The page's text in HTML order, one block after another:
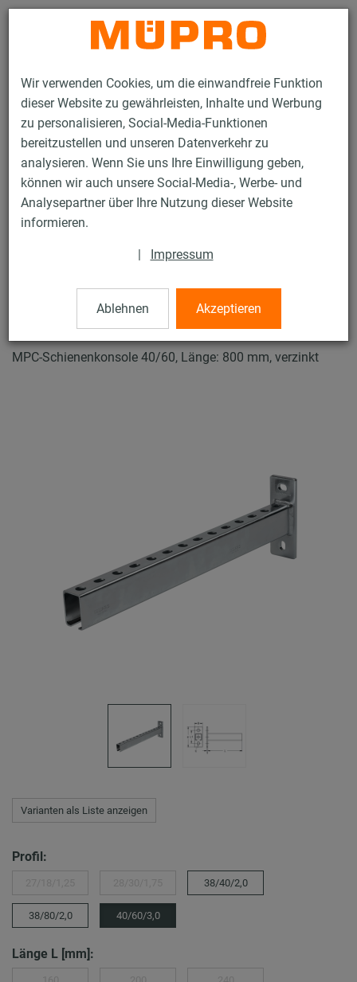
Wir verwenden Cookies, um die einwandfreie Funktion
dieser Website zu gewährleisten, Inhalte und Werbung
zu personalisieren, Social-Media-Funktionen
bereitzustellen und unseren Datenverkehr zu
analysieren. Wenn Sie uns Ihre Einwilligung geben,
können wir auch unsere Social-Media-, Werbe- und
Analysepartner über Ihre Nutzung dieser Website
informieren.
| Impressum
Ablehnen Akzeptieren
Kontakt
Produkte Befestigungstechnik
Lüftungsbefestigung
Installationsschienen für die Lüftungsbefestigung
MPC-Systemschienen (leichter bis mittlerer Lastbereich)
MPC-Schienenkonsolen
MPC-Schienenkonsolen
MPC-Schienenkonsole 40/60, Länge: 800 mm, verzinkt
Varianten als Liste anzeigen
Profil:
38/40/2,0
38/80/2,0 40/60/3,0
Länge L [mm]: